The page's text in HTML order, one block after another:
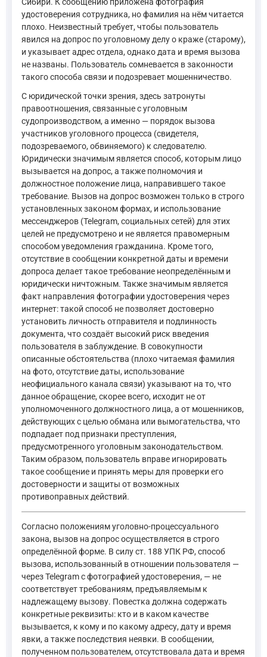
удостоверения сотрудника, но фамилия на нём читается
плохо. Неизвестный требует, чтобы пользователь
явился на допрос по уголовному делу о краже (старому),
и указывает адрес отдела, однако дата и время вызова
не названы. Пользователь сомневается в законности
такого способа связи и подозревает мошенничество.
С юридической точки зрения, здесь затронуты
правоотношения, связанные с уголовным
судопроизводством, а именно — порядок вызова
участников уголовного процесса (свидетеля,
подозреваемого, обвиняемого) к следователю.
Юридически значимым является способ, которым лицо
вызывается на допрос, а также полномочия и
должностное положение лица, направившего такое
требование. Вызов на допрос возможен только в строго
установленных законом формах, и использование
мессенджеров (Telegram, социальных сетей) для этих
целей не предусмотрено и не является правомерным
способом уведомления гражданина. Кроме того,
отсутствие в сообщении конкретной даты и времени
допроса делает такое требование неопределённым и
юридически ничтожным. Также значимым является
факт направления фотографии удостоверения через
интернет: такой способ не позволяет достоверно
установить личность отправителя и подлинность
документа, что создаёт высокий риск введения
пользователя в заблуждение. В совокупности
описанные обстоятельства (плохо читаемая фамилия
на фото, отсутствие даты, использование
неофициального канала связи) указывают на то, что
данное обращение, скорее всего, исходит не от
уполномоченного должностного лица, а от мошенников,
действующих с целью обмана или вымогательства, что
подпадает под признаки преступления,
предусмотренного уголовным законодательством.
Таким образом, пользователь вправе игнорировать
такое сообщение и принять меры для проверки его
достоверности и защиты от возможных
противоправных действий.
Согласно положениям уголовно-процессуального
закона, вызов на допрос осуществляется в строго
определённой форме. В силу ст. 188 УПК РФ, способ
вызова, использованный в отношении пользователя —
через Telegram с фотографией удостоверения, — не
соответствует требованиям, предъявляемым к
надлежащему вызову. Повестка должна содержать
конкретные реквизиты: кто и в каком качестве
вызывается, к кому и по какому адресу, дату и время
явки, а также последствия неявки. В сообщении,
полученном пользователем, отсутствовала дата и время